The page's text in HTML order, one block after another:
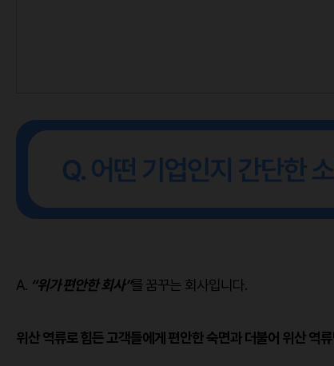
A. “위가 편안한 회사”를 꿈꾸는 회사입니다.
위산 역류로 힘든 고객들에게 편안한 숙면과 더불어 위산 역